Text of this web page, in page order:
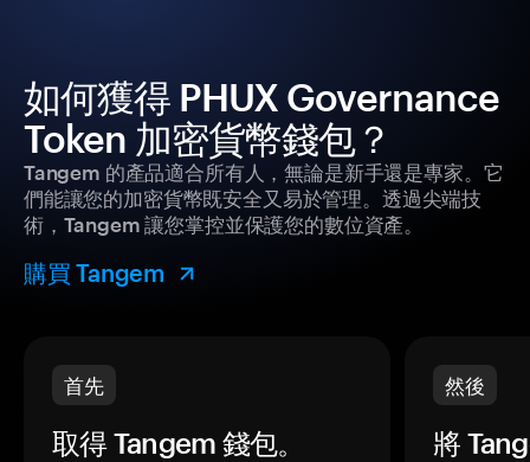
如何獲得 PHUX Governance
Token 加密貨幣錢包？
Tangem 的產品適合所有人，無論是新手還是專家。它
們能讓您的加密貨幣既安全又易於管理。透過尖端技
術，Tangem 讓您掌控並保護您的數位資產。
購買 Tangem
首先
取得 Tangem 錢包。
然後
將